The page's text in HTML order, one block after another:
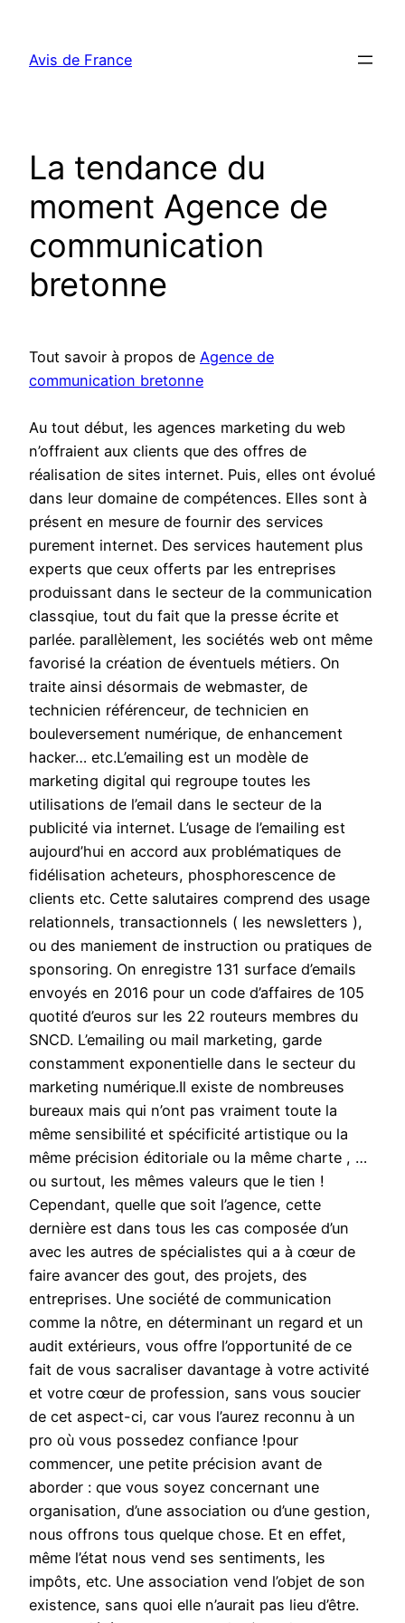
contenu
Avis de France
La tendance du
moment Agence de
communication
bretonne
Tout savoir à propos de Agence de
communication bretonne
Au tout début, les agences marketing du web
n’offraient aux clients que des offres de
réalisation de sites internet. Puis, elles ont évolué
dans leur domaine de compétences. Elles sont à
présent en mesure de fournir des services
purement internet. Des services hautement plus
experts que ceux offerts par les entreprises
produissant dans le secteur de la communication
classqiue, tout du fait que la presse écrite et
parlée. parallèlement, les sociétés web ont même
favorisé la création de éventuels métiers. On
traite ainsi désormais de webmaster, de
technicien référenceur, de technicien en
bouleversement numérique, de enhancement
hacker… etc.L’emailing est un modèle de
marketing digital qui regroupe toutes les
utilisations de l’email dans le secteur de la
publicité via internet. L’usage de l’emailing est
aujourd’hui en accord aux problématiques de
fidélisation acheteurs, phosphorescence de
clients etc. Cette salutaires comprend des usage
relationnels, transactionnels ( les newsletters ),
ou des maniement de instruction ou pratiques de
sponsoring. On enregistre 131 surface d’emails
envoyés en 2016 pour un code d’affaires de 105
quotité d’euros sur les 22 routeurs membres du
SNCD. L’emailing ou mail marketing, garde
constamment exponentielle dans le secteur du
marketing numérique.Il existe de nombreuses
bureaux mais qui n’ont pas vraiment toute la
même sensibilité et spécificité artistique ou la
même précision éditoriale ou la même charte , …
ou surtout, les mêmes valeurs que le tien !
Cependant, quelle que soit l’agence, cette
dernière est dans tous les cas composée d’un
avec les autres de spécialistes qui a à cœur de
faire avancer des gout, des projets, des
entreprises. Une société de communication
comme la nôtre, en déterminant un regard et un
audit extérieurs, vous offre l’opportunité de ce
fait de vous sacraliser davantage à votre activité
et votre cœur de profession, sans vous soucier
de cet aspect-ci, car vous l’aurez reconnu à un
pro où vous possedez confiance !pour
commencer, une petite précision avant de
aborder : que vous soyez concernant une
organisation, d’une association ou d’une gestion,
nous offrons tous quelque chose. Et en effet,
même l’état nous vend ses sentiments, les
impôts, etc. Une association vend l’objet de son
existence, sans quoi elle n’aurait pas lieu d’être.